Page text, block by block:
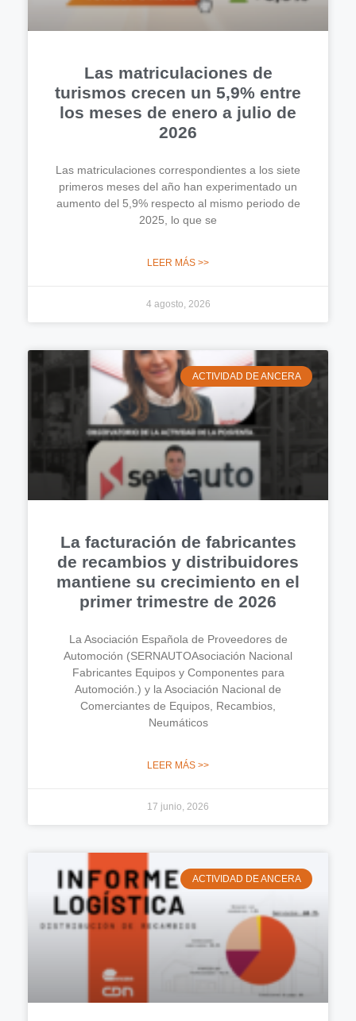
Las matriculaciones de
turismos crecen un 5,9% entre
los meses de enero a julio de
2026
Las matriculaciones correspondientes a los siete
primeros meses del año han experimentado un
aumento del 5,9% respecto al mismo periodo de
2025, lo que se
LEER MÁS >>
4 agosto, 2026
ACTIVIDAD DE ANCERA
La facturación de fabricantes
de recambios y distribuidores
mantiene su crecimiento en el
primer trimestre de 2026
La Asociación Española de Proveedores de
Automoción (SERNAUTOAsociación Nacional
Fabricantes Equipos y Componentes para
Automoción.) y la Asociación Nacional de
Comerciantes de Equipos, Recambios,
Neumáticos
LEER MÁS >>
17 junio, 2026
ACTIVIDAD DE ANCERA